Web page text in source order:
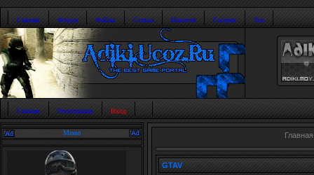
Главная Форум Файлы Статьи Новости Галерея Топ
Главная Регистрация Вход
Меню Главная
GTAV